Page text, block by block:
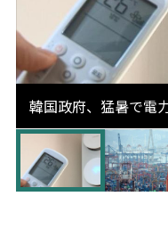
韓国政府、猛暑で電
高更新の可能性に需
検